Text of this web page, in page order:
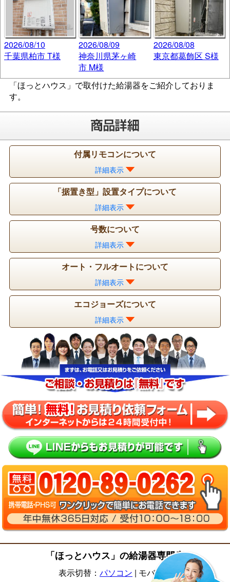
2026/08/10
千葉県柏市 T様
2026/08/09
神奈川県茅ヶ崎
市 M様
2026/08/08
東京都葛飾区 S様
「ほっとハウス」で取付けた給湯器をご紹介しておりま
す。
付属リモコンについて
詳細表示
「据置き型」設置タイプについて
詳細表示
号数について
詳細表示
オート・フルオートについて
詳細表示
エコジョーズについて
詳細表示
「ほっとハウス」の給湯器専門店
表示切替： パソコン | モバイル